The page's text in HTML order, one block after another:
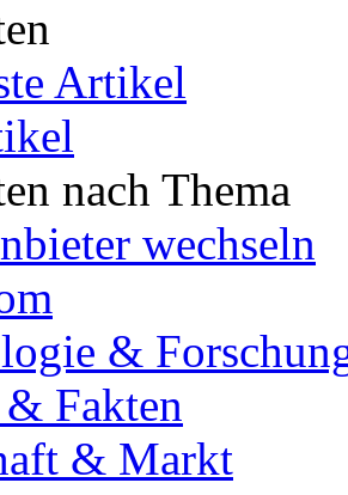
Artikel
nach Thema
wechseln
&
Fakten
& Markt